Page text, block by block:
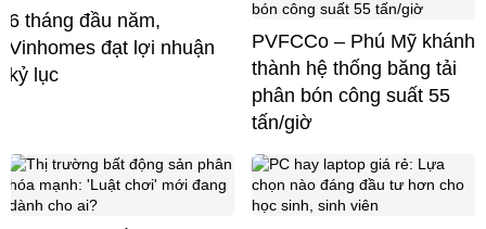
6 tháng đầu năm,
Vinhomes đạt lợi nhuận
kỷ lục
PVFCCo – Phú Mỹ khánh
thành hệ thống băng tải
phân bón công suất 55
tấn/giờ